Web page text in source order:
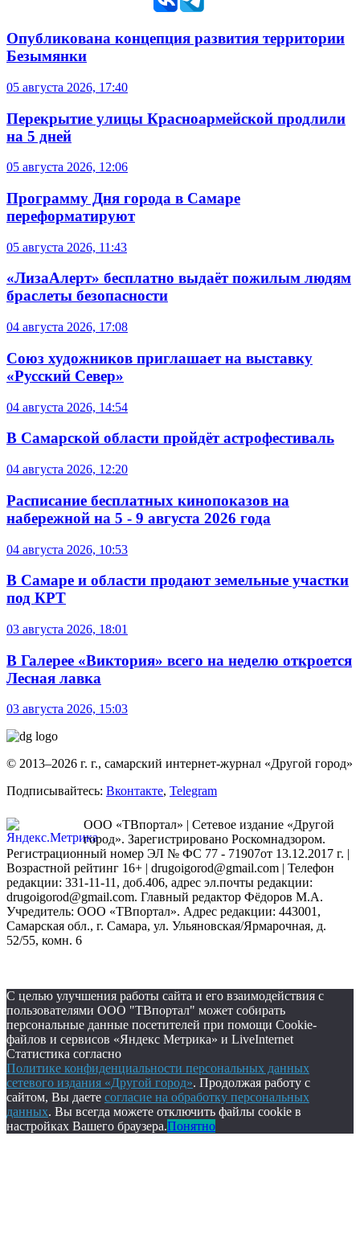
Опубликована концепция развития территории
Безымянки
05 августа 2026, 17:40
Перекрытие улицы Красноармейской продлили
на 5 дней
05 августа 2026, 12:06
Программу Дня города в Самаре
переформатируют
05 августа 2026, 11:43
«ЛизаАлерт» бесплатно выдаёт пожилым людям
браслеты безопасности
04 августа 2026, 17:08
Союз художников приглашает на выставку
«Русский Север»
04 августа 2026, 14:54
В Самарской области пройдёт астрофестиваль
04 августа 2026, 12:20
Расписание бесплатных кинопоказов на
набережной на 5 - 9 августа 2026 года
04 августа 2026, 10:53
В Самаре и области продают земельные участки
под КРТ
03 августа 2026, 18:01
В Галерее «Виктория» всего на неделю откроется
Лесная лавка
03 августа 2026, 15:03
© 2013–2026 г. г., самарский интернет-журнал «Другой город»
Подписывайтесь: Вконтакте, Telegram
ООО «ТВпортал» | Сетевое издание «Другой
город». Зарегистрировано Роскомнадзором.
Регистрационный номер ЭЛ № ФС 77 - 71907от 13.12.2017 г. |
Возрастной рейтинг 16+ | drugoigorod@gmail.com | Телефон
редакции: 331-11-11, доб.406, адрес эл.почты редакции:
drugoigorod@gmail.com. Главный редактор Фёдоров М.А.
Учредитель: ООО «ТВпортал». Адрес редакции: 443001,
Самарская обл., г. Самара, ул. Ульяновская/Ярмарочная, д.
52/55, комн. 6
С целью улучшения работы сайта и его взаимодействия с
пользователями ООО "ТВпортал" может собирать
персональные данные посетителей при помощи Cookie-
файлов и сервисов «Яндекс Метрика» и LiveInternet
Статистика согласно
Политике конфиденциальности персональных данных
сетевого издания «Другой город». Продолжая работу с
сайтом, Вы даете согласие на обработку персональных
данных. Вы всегда можете отключить файлы cookie в
настройках Вашего браузера.Понятно